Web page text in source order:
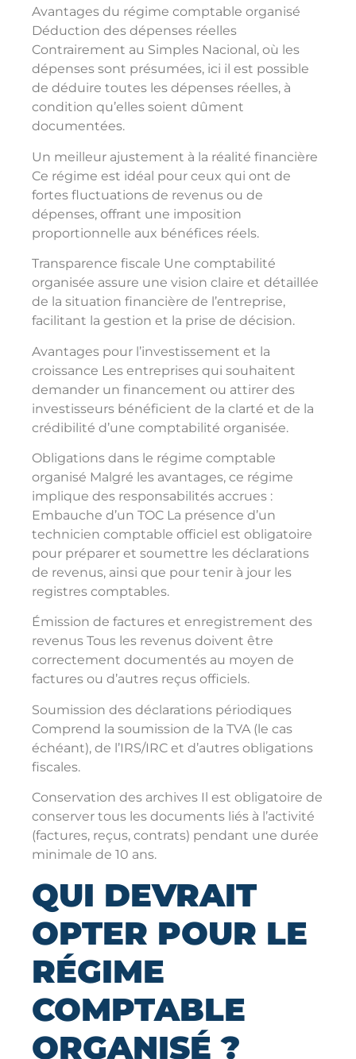
Avantages du régime comptable organisé
Déduction des dépenses réelles
Contrairement au Simples Nacional, où les
dépenses sont présumées, ici il est possible
de déduire toutes les dépenses réelles, à
condition qu’elles soient dûment
documentées.
Un meilleur ajustement à la réalité financière
Ce régime est idéal pour ceux qui ont de
fortes fluctuations de revenus ou de
dépenses, offrant une imposition
proportionnelle aux bénéfices réels.
Transparence fiscale Une comptabilité
organisée assure une vision claire et détaillée
de la situation financière de l’entreprise,
facilitant la gestion et la prise de décision.
Avantages pour l’investissement et la
croissance Les entreprises qui souhaitent
demander un financement ou attirer des
investisseurs bénéficient de la clarté et de la
crédibilité d’une comptabilité organisée.
Obligations dans le régime comptable
organisé Malgré les avantages, ce régime
implique des responsabilités accrues :
Embauche d’un TOC La présence d’un
technicien comptable officiel est obligatoire
pour préparer et soumettre les déclarations
de revenus, ainsi que pour tenir à jour les
registres comptables.
Émission de factures et enregistrement des
revenus Tous les revenus doivent être
correctement documentés au moyen de
factures ou d’autres reçus officiels.
Soumission des déclarations périodiques
Comprend la soumission de la TVA (le cas
échéant), de l’IRS/IRC et d’autres obligations
fiscales.
Conservation des archives Il est obligatoire de
conserver tous les documents liés à l’activité
(factures, reçus, contrats) pendant une durée
minimale de 10 ans.
QUI DEVRAIT
OPTER POUR LE
RÉGIME
COMPTABLE
ORGANISÉ ?